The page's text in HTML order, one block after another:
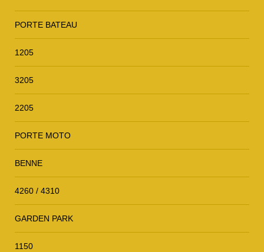
PORTE BATEAU
1205
3205
2205
PORTE MOTO
BENNE
4260 / 4310
GARDEN PARK
1150